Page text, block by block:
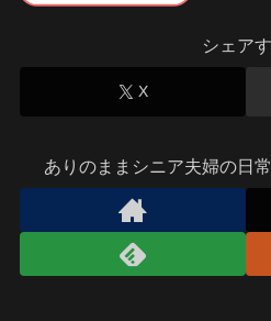
シェア
X
ありのままシニア夫婦の日